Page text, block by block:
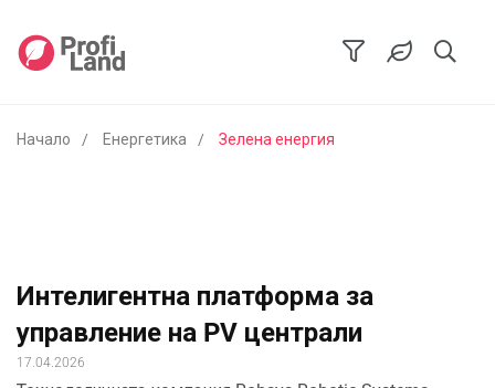
Начало Енергетика Зелена енергия
Интелигентна платформа за
управление на PV централи
17.04.2026